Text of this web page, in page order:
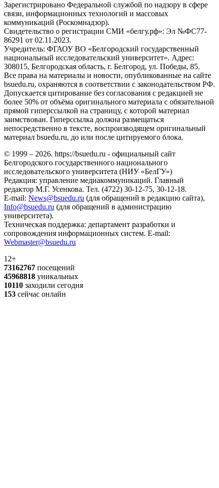
Зарегистрировано Федеральной службой по надзору в сфере
связи, информационных технологий и массовых
коммуникаций (Роскомнадзор).
Свидетельство о регистрации СМИ «белгу.рф»: Эл №ФС77-
86291 от 02.11.2023.
Учредитель: ФГАОУ ВО «Белгородский государственный
национальный исследовательский университет». Адрес:
308015, Белгородская область, г. Белгород, ул. Победы, 85.
Все права на материалы и новости, опубликованные на сайте
bsuedu.ru, охраняются в соответствии с законодательством РФ.
Допускается цитирование без согласования с редакцией не
более 50% от объёма оригинального материала с обязательной
прямой гиперссылкой на страницу, с которой материал
заимствован. Гиперссылка должна размещаться
непосредственно в тексте, воспроизводящем оригинальный
материал bsuedu.ru, до или после цитируемого блока.
© 1999 – 2026. https://bsuedu.ru - официальный сайт
Белгородского государственного национального
исследовательского университета (НИУ «БелГУ»)
Редакция: управление медиакоммуникаций. Главный
редактор М.Г. Усенкова. Тел. (4722) 30-12-75, 30-12-18.
E-mail: News@bsuedu.ru (для обращений в редакцию сайта),
Info@bsuedu.ru (для обращений в администрацию
университета).
Техническая поддержка: департамент разработки и
сопровождения информационных систем. E-mail:
Webmaster@bsuedu.ru
12+
73162767 посещений
45968818 уникальных
10110 заходили сегодня
153 сейчас онлайн